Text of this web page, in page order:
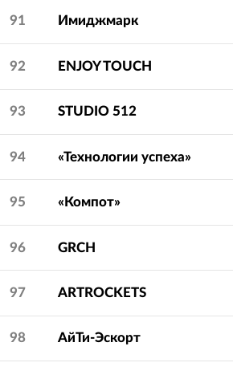
91 Имиджмарк
92 ENJOY TOUCH
93 STUDIO 512
94 «Технологии успеха»
95 «Компот»
96 GRCH
97 ARTROCKETS
98 АйТи-Эскорт